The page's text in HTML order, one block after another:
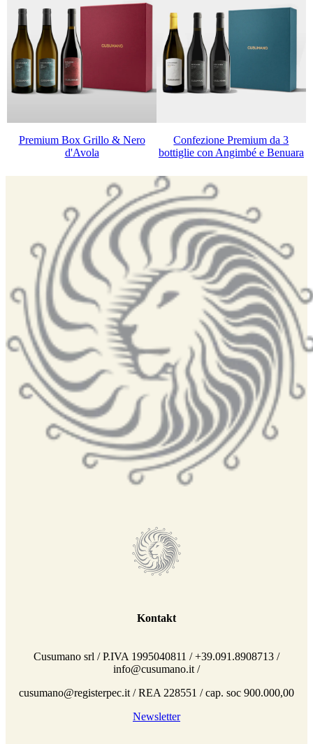
Premium Box Grillo & Nero
d'Avola
Confezione Premium da 3
bottiglie con Angimbé e Benuara
Kontakt
Cusumano srl / P.IVA 1995040811 / +39.091.8908713 /
info@cusumano.it /
cusumano@registerpec.it / REA 228551 / cap. soc 900.000,00
Newsletter